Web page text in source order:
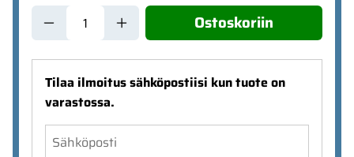
Ostoskoriin
Tilaa ilmoitus sähköpostiisi kun tuote on
varastossa.